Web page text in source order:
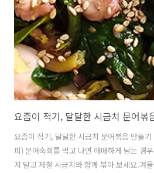
요즘이 적기, 달달한 시금치 문어볶음 만들
피) 문어숙회를 먹고 나면 애매하게 남는 경
지 말고 제철 시금치와 함께 볶아 보세요.겨